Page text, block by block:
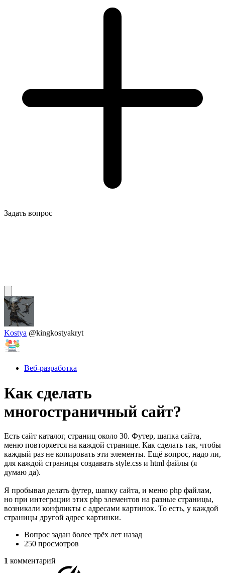
Задать вопрос
Kostya @kingkostyakryt
Веб-разработка
Как сделать
многостраничный сайт?
Есть сайт каталог, страниц около 30. Футер, шапка сайта,
меню повторяется на каждой странице. Как сделать так, чтобы
каждый раз не копировать эти элементы. Ещё вопрос, надо ли,
для каждой страницы создавать style.css и html файлы (я
думаю да).
Я пробывал делать футер, шапку сайта, и меню php файлам,
но при интеграции этих php элементов на разные страницы,
возникали конфликты с адресами картинок. То есть, у каждой
страницы другой адрес картинки.
Вопрос задан более трёх лет назад
250 просмотров
1 комментарий